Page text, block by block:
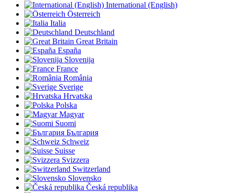
International (English)
Österreich
Italia
Deutschland
Great Britain
España
Slovenija
France
România
Sverige
Hrvatska
Polska
Magyar
Suomi
България
Schweiz
Suisse
Svizzera
Switzerland
Slovensko
Česká republika